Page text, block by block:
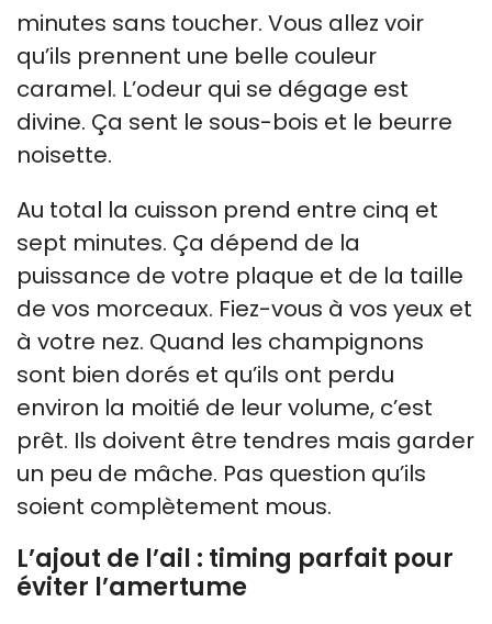
minutes sans toucher. Vous allez voir
qu’ils prennent une belle couleur
caramel. L’odeur qui se dégage est
divine. Ça sent le sous-bois et le beurre
noisette.
Au total la cuisson prend entre cinq et
sept minutes. Ça dépend de la
puissance de votre plaque et de la taille
de vos morceaux. Fiez-vous à vos yeux et
à votre nez. Quand les champignons
sont bien dorés et qu’ils ont perdu
environ la moitié de leur volume, c’est
prêt. Ils doivent être tendres mais garder
un peu de mâche. Pas question qu’ils
soient complètement mous.
L’ajout de l’ail : timing parfait pour
éviter l’amertume